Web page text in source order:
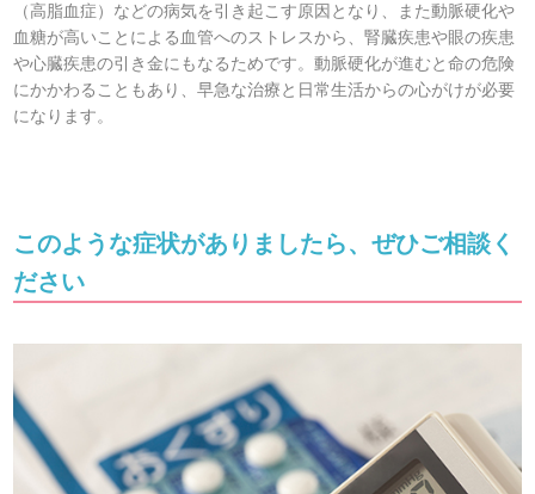
（高脂血症）などの病気を引き起こす原因となり、また動脈硬化や
血糖が高いことによる血管へのストレスから、腎臓疾患や眼の疾患
や心臓疾患の引き金にもなるためです。動脈硬化が進むと命の危険
にかかわることもあり、早急な治療と日常生活からの心がけが必要
になります。
このような症状がありましたら、ぜひご相談く
ださい